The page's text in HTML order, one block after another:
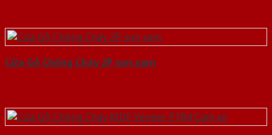
Cửa Gỗ Chống Cháy 2P son xam